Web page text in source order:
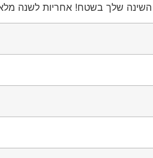
השינה שלך בשטח! אחריות לשנה